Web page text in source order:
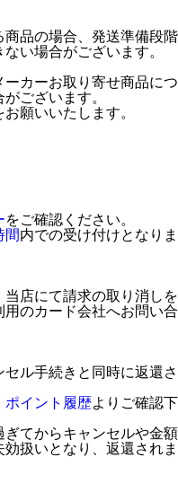
品の場合、発送準備段階
い場合がございます。
カーお取り寄せ商品につ
ございます。
願いいたします。
をご確認ください。
間内での受け付けとなりま
店にて請求の取り消しを
のカード会社へお問い合
ル手続きと同時に返還さ
ポイント履歴よりご確認下
てからキャンセルや金額
扱いとなり、返還されま